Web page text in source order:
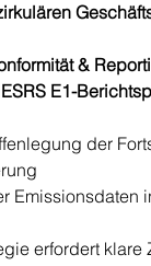
&
ESRS E1-
der
Emissionsdaten
erfordert